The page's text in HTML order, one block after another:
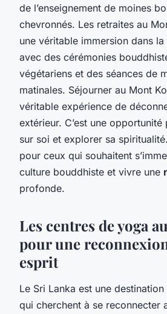
de l’enseignement de moines
chevronnés. Les retraites au
une véritable immersion dans
avec des cérémonies
végétariens et des séances de
matinales. Séjourner au Mont
véritable expérience de
extérieur. C’est une
sur soi et explorer sa
pour ceux qui souhaitent
culture bouddhiste et vivre une
profonde.
Les centres de yoga
pour une
esprit
Le Sri Lanka est une
qui cherchent à se reconnecter